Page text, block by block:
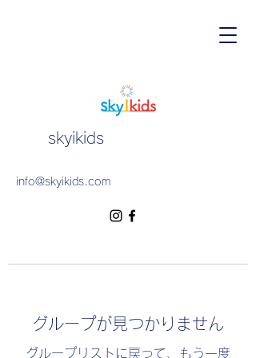
skyikids
info@skyikids.com
グループが見つかりません
グループリストに戻って、もう一度